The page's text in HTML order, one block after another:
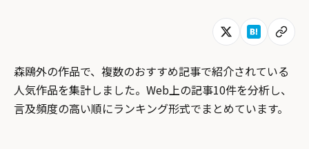
森鴎外の作品で、複数のおすすめ記事で紹介されている
人気作品を集計しました。Web上の記事10件を分析し、
言及頻度の高い順にランキング形式でまとめています。